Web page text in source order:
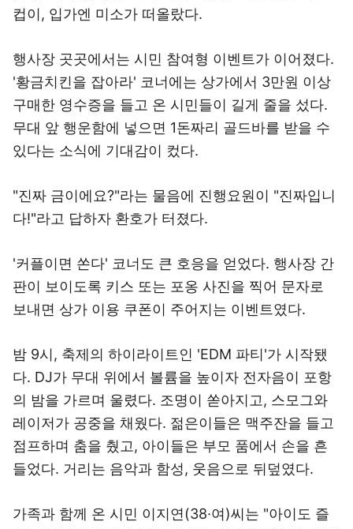
컵이, 입가엔 미소가 떠올랐다.
행사장 곳곳에서는 시민 참여형 이벤트가 이어졌다.
'황금치킨을 잡아라' 코너에는 상가에서 3만원 이상
구매한 영수증을 들고 온 시민들이 길게 줄을 섰다.
무대 앞 행운함에 넣으면 1돈짜리 골드바를 받을 수
있다는 소식에 기대감이 컸다.
"진짜 금이에요?"라는 물음에 진행요원이 "진짜입니
다!"라고 답하자 환호가 터졌다.
'커플이면 쏜다' 코너도 큰 호응을 얻었다. 행사장 간
판이 보이도록 키스 또는 포옹 사진을 찍어 문자로
보내면 상가 이용 쿠폰이 주어지는 이벤트였다.
밤 9시, 축제의 하이라이트인 'EDM 파티'가 시작됐
다. DJ가 무대 위에서 볼륨을 높이자 전자음이 포항
의 밤을 가르며 울렸다. 조명이 쏟아지고, 스모그와
레이저가 공중을 채웠다. 젊은이들은 맥주잔을 들고
점프하며 춤을 췄고, 아이들은 부모 품에서 손을 흔
들었다. 거리는 음악과 함성, 웃음으로 뒤덮였다.
가족과 함께 온 시민 이지연(38·여)씨는 "아이도 즐